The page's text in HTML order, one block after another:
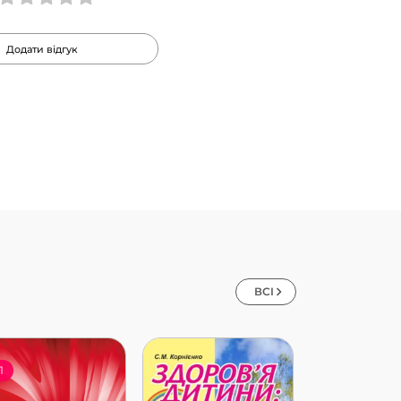
Додати відгук
ВСІ